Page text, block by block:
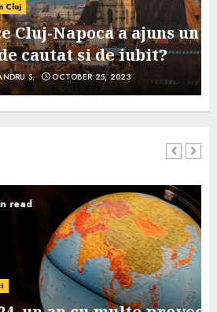
a ajuns un oras
si de iubit?
25, 2023